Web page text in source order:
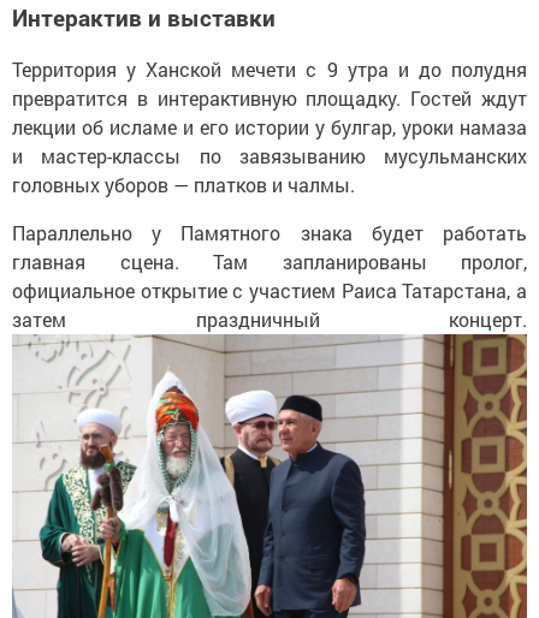
Интерактив и выставки
Территория у Ханской мечети с 9 утра и до полудня
превратится в интерактивную площадку. Гостей ждут
лекции об исламе и его истории у булгар, уроки намаза
и мастер-классы по завязыванию мусульманских
головных уборов — платков и чалмы.
Параллельно у Памятного знака будет работать
главная сцена. Там запланированы пролог,
официальное открытие с участием Раиса Татарстана, а
затем праздничный концерт.